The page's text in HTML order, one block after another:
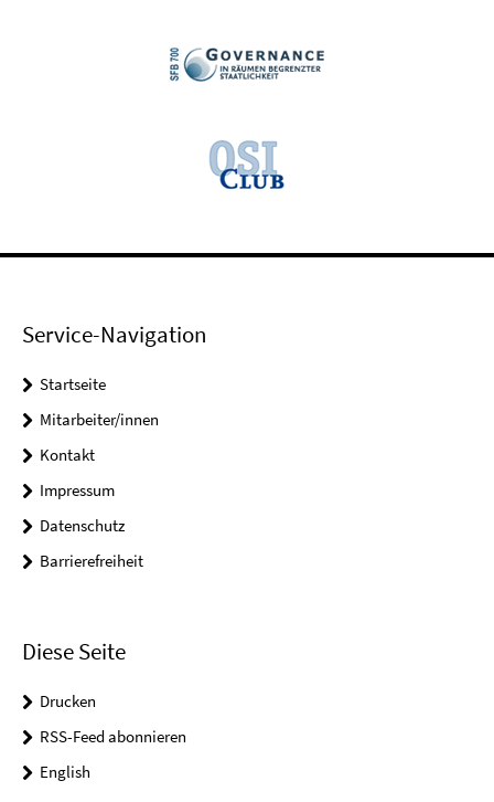
Service-Navigation
Startseite
Mitarbeiter/innen
Kontakt
Impressum
Datenschutz
Barrierefreiheit
Diese Seite
Drucken
RSS-Feed abonnieren
English